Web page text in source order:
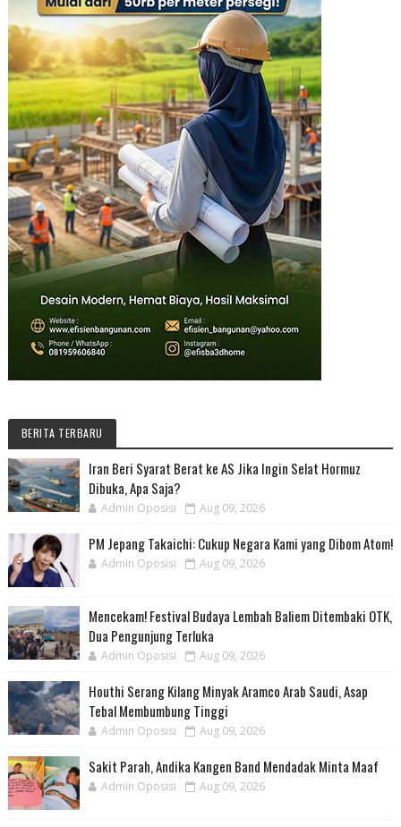
BERITA TERBARU
Iran Beri Syarat Berat ke AS Jika Ingin Selat Hormuz
Dibuka, Apa Saja?
Admin Oposisi Aug 09, 2026
PM Jepang Takaichi: Cukup Negara Kami yang Dibom Atom!
Admin Oposisi Aug 09, 2026
Mencekam! Festival Budaya Lembah Baliem Ditembaki OTK,
Dua Pengunjung Terluka
Admin Oposisi Aug 09, 2026
Houthi Serang Kilang Minyak Aramco Arab Saudi, Asap
Tebal Membumbung Tinggi
Admin Oposisi Aug 09, 2026
Sakit Parah, Andika Kangen Band Mendadak Minta Maaf
Admin Oposisi Aug 09, 2026